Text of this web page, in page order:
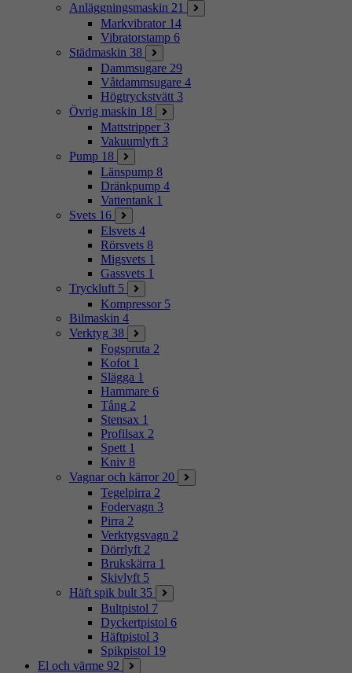
Anläggningsmaskin 21
Markvibrator 14
Vibratorstamp 6
Städmaskin 38
Dammsugare 29
Våtdammsugare 4
Högtryckstvätt 3
Övrig maskin 18
Mattstripper 3
Vakuumlyft 3
Pump 18
Länspump 8
Dränkpump 4
Vattentank 1
Svets 16
Elsvets 4
Rörsvets 8
Migsvets 1
Gassvets 1
Tryckluft 5
Kompressor 5
Bilmaskin 4
Verktyg 38
Fogspruta 2
Kofot 1
Slägga 1
Hammare 6
Tång 2
Stensax 1
Profilsax 2
Spett 1
Kniv 8
Vagnar och kärror 20
Tegelpirra 2
Fodervagn 3
Pirra 2
Verktygsvagn 2
Dörrlyft 2
Brukskärra 1
Skivlyft 5
Häft spik bult 35
Bultpistol 7
Dyckertpistol 6
Häftpistol 3
Spikpistol 19
El och värme 92